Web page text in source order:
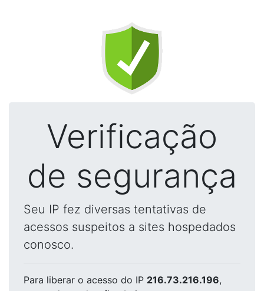
Verificação
de segurança
Seu IP fez diversas tentativas de
acessos suspeitos a sites hospedados
conosco.
Para liberar o acesso do IP 216.73.216.196,